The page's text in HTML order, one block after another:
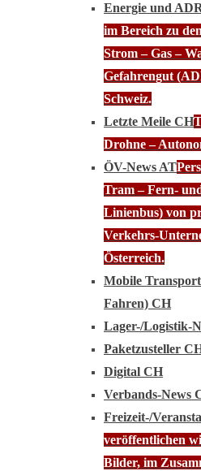
Energie und
im Bereich zu
Strom – Gas –
Gefahrengut
Schweiz.
Letzte Meile CH
Drohne –
ÖV-News AT
Tram – Fern-
Linienbus) von
Verkehrs-
Österreich.
Mobile
Fahren) CH
Lager-/Logistik-
Paketzusteller
Digital CH
Verbands-News
Freizeit-/
veröffentlichen
Bilder, im